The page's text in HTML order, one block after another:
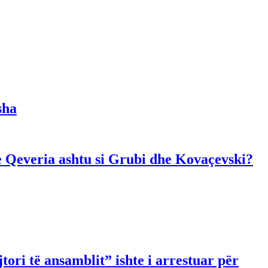
ashtu si Grubi dhe Kovaçevski?
të ansamblit” ishte i arrestuar për